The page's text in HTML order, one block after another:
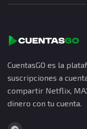
CuentasGO es la
suscripciones a
compartir Netflix,
dinero con tu cuenta.